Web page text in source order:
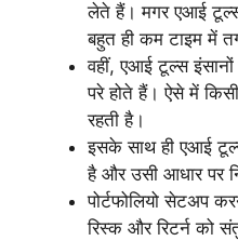
लेते हैं। मगर एआई
बहुत ही कम टाइम में
वहीं, एआई टूल्स
परे होते हैं। ऐसे में
रहती है।
इसके साथ ही एआई
है और उसी आधार पर
पोर्टफोलियो सेटअप
रिस्क और रिटर्न को